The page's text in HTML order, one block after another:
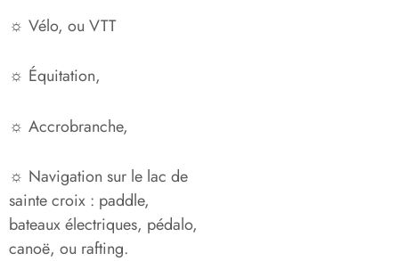
☼ Vélo, ou VTT
☼ Équitation,
☼ Accrobranche,
☼ Navigation sur le lac de
sainte croix : paddle,
bateaux électriques, pédalo,
canoë, ou rafting.